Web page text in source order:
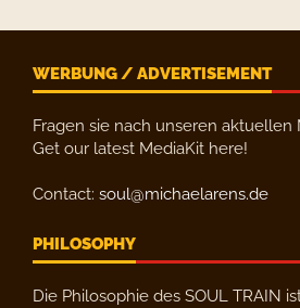
WERBUNG / ADVERTISEMENT
Fragen sie nach unseren aktuellen
Get our latest MediaKit here!
Contact: soul@michaelarens.de
PHILOSOPHY
Die Philosophie des SOUL TRAIN